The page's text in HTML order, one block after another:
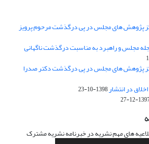
پژوهش های مجلس در پی درگذشت مرحوم پرویز
مجلس و راهبرد به مناسبت درگذشت ناگهانی
پژوهش های مجلس در پی درگذشت دکتر صدرا
در انتشار1398-10-23
1397-
های مهم نشریه در خبرنامه نشریه مشترک